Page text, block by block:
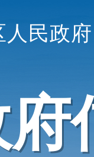
人民政府